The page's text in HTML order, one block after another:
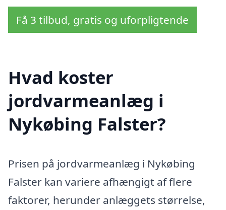
Få 3 tilbud, gratis og uforpligtende
Hvad koster
jordvarmeanlæg i
Nykøbing Falster?
Prisen på jordvarmeanlæg i Nykøbing
Falster kan variere afhængigt af flere
faktorer, herunder anlæggets størrelse,